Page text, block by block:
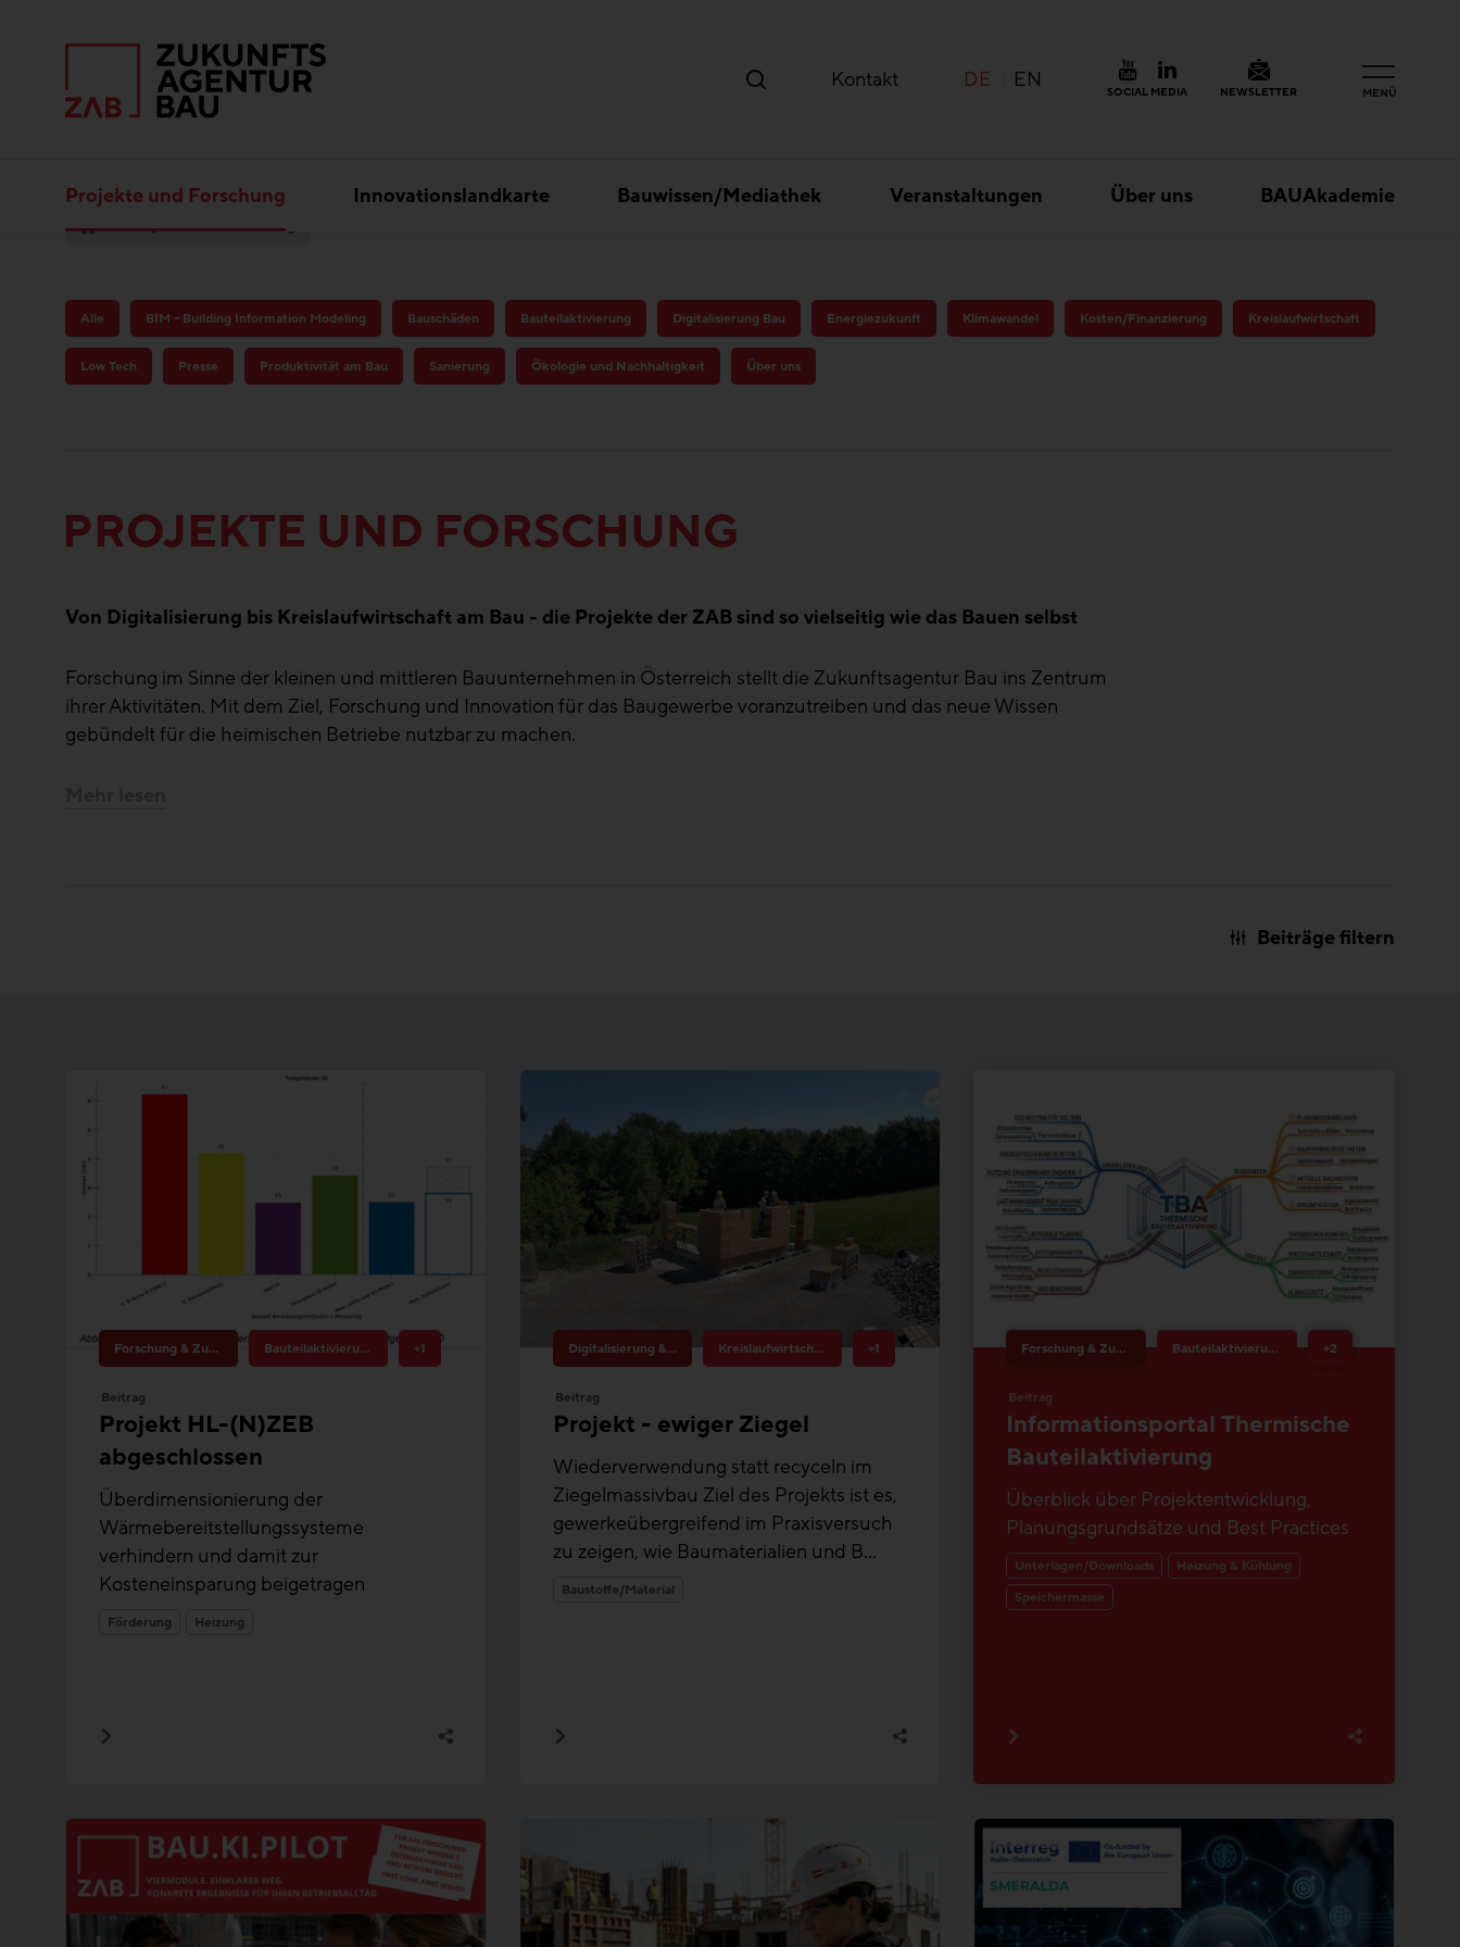
MENÜ
Kontakt DE EN SOCIAL MEDIA NEWSLETTER
Projekte und Forschung Innovationslandkarte Bauwissen/Mediathek Veranstaltungen Über uns BAUAkademie
Projekte und Forschung
Alle BIM - Building Information Modeling Bauschäden Bauteilaktivierung Digitalisierung Bau Energiezukunft Klimawandel Kosten/Finanzierung Kreislaufwirtschaft
Low Tech Presse Produktivität am Bau Sanierung Ökologie und Nachhaltigkeit Über uns
PROJEKTE UND FORSCHUNG
Von Digitalisierung bis Kreislaufwirtschaft am Bau - die Projekte der ZAB sind so vielseitig wie das Bauen selbst
Forschung im Sinne der kleinen und mittleren Bauunternehmen in Österreich stellt die Zukunftsagentur Bau ins Zentrum
ihrer Aktivitäten. Mit dem Ziel, Forschung und Innovation für das Baugewerbe voranzutreiben und das neue Wissen
gebündelt für die heimischen Betriebe nutzbar zu machen.
Beiträge filtern
Forschung & Zukunftsthemen Bauteilaktivierung +1
Beitrag
Projekt HL-(N)ZEB
abgeschlossen
Überdimensionierung der
Wärmebereitstellungssysteme
verhindern und damit zur
Kosteneinsparung beigetragen
Förderung Heizung
Digitalisierung & Innovation Kreislaufwirtschaft +1
Beitrag
Projekt - ewiger Ziegel
Wiederverwendung statt recyceln im
Ziegelmassivbau Ziel des Projekts ist es,
gewerkeübergreifend im Praxisversuch
zu zeigen, wie Baumaterialien und B...
Baustoffe/Material
Forschung & Zukunftsthemen Bauteilaktivierung +2
Beitrag
Informationsportal Thermische
Bauteilaktivierung
Überblick über Projektentwicklung,
Planungsgrundsätze und Best Practices
Unterlagen/Downloads
Heizung & Kühlung
Speichermasse